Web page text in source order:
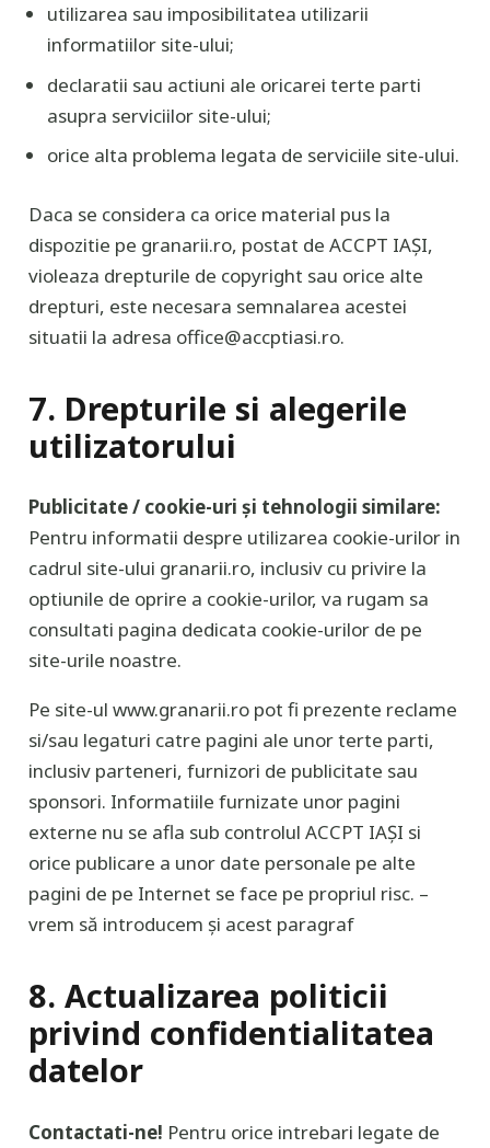
utilizarea sau imposibilitatea utilizarii
informatiilor site-ului;
declaratii sau actiuni ale oricarei terte parti
asupra serviciilor site-ului;
orice alta problema legata de serviciile site-ului.
Daca se considera ca orice material pus la
dispozitie pe granarii.ro, postat de ACCPT IAȘI,
violeaza drepturile de copyright sau orice alte
drepturi, este necesara semnalarea acestei
situatii la adresa office@accptiasi.ro.
7. Drepturile si alegerile
utilizatorului
Publicitate / cookie-uri și tehnologii similare:
Pentru informatii despre utilizarea cookie-urilor in
cadrul site-ului granarii.ro, inclusiv cu privire la
optiunile de oprire a cookie-urilor, va rugam sa
consultati pagina dedicata cookie-urilor de pe
site-urile noastre.
Pe site-ul www.granarii.ro pot fi prezente reclame
si/sau legaturi catre pagini ale unor terte parti,
inclusiv parteneri, furnizori de publicitate sau
sponsori. Informatiile furnizate unor pagini
externe nu se afla sub controlul ACCPT IAȘI si
orice publicare a unor date personale pe alte
pagini de pe Internet se face pe propriul risc. –
vrem să introducem și acest paragraf
8. Actualizarea politicii
privind confidentialitatea
datelor
Contactati-ne! Pentru orice intrebari legate de